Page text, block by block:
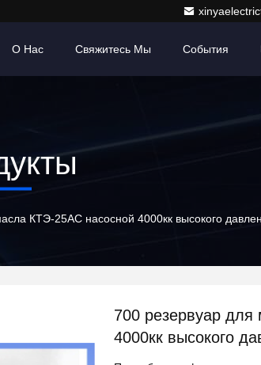
О Нас Свяжитесь Мы События
КТЭ-25АС насосной 4000кк высокого
700 резервуар
4000кк высокого
гидравлический